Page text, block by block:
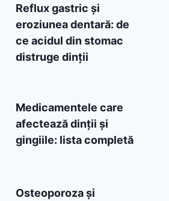
Reflux gastric și
eroziunea dentară: de
ce acidul din stomac
distruge dinții
Medicamentele care
afectează dinții și
gingiile: lista completă
Osteoporoza și